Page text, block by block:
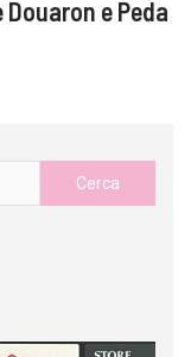
e Peda